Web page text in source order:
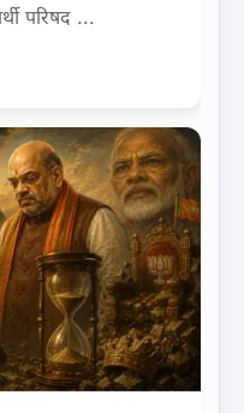
परिषद ...